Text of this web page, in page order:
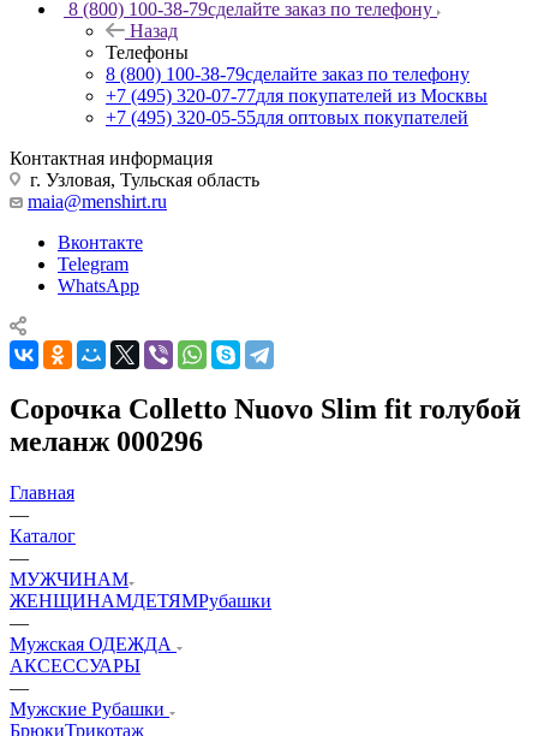
8 (800) 100-38-79сделайте заказ по телефону
Назад
Телефоны
8 (800) 100-38-79сделайте заказ по телефону
+7 (495) 320-07-77для покупателей из Москвы
+7 (495) 320-05-55для оптовых покупателей
Контактная информация
г. Узловая, Тульская область
maia@menshirt.ru
Вконтакте
Telegram
WhatsApp
Сорочка Colletto Nuovo Slim fit голубой
меланж 000296
Главная
—
Каталог
—
МУЖЧИНАМ
ЖЕНЩИНАМДЕТЯМРубашки
—
Мужская ОДЕЖДА
АКСЕССУАРЫ
—
Мужские Рубашки
БрюкиТрикотаж